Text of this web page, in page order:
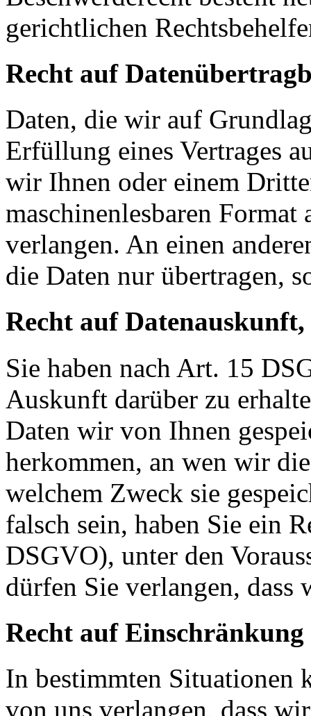
gerichtlichen
Recht auf
Daten, die wir auf
Erfüllung eines Vertrages
wir Ihnen oder einem
maschinenlesbaren Format
verlangen. An einen
die Daten nur übertragen,
Recht auf
Sie haben nach Art. 15
Auskunft darüber zu
Daten wir von Ihnen
herkommen, an wen wir
welchem Zweck sie
falsch sein, haben Sie ein
DSGVO), unter den
dürfen Sie verlangen, dass
Recht auf
In bestimmten Situationen
von uns verlangen, dass